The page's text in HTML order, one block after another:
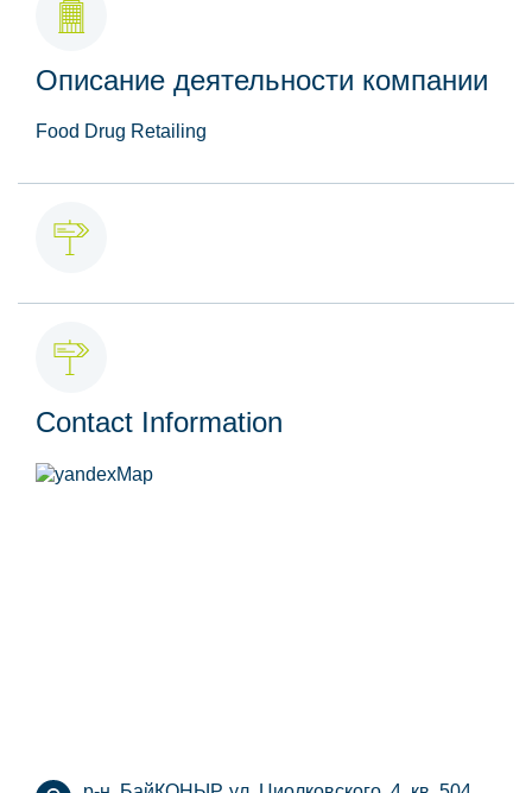
Описание деятельности компании
Food Drug Retailing
Contact Information